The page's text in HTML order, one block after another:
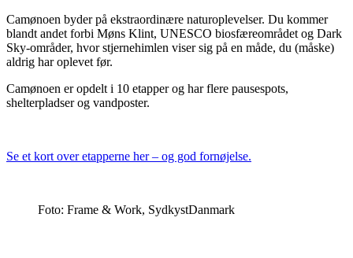
Camønoen byder på ekstraordinære naturoplevelser. Du kommer
blandt andet forbi Møns Klint, UNESCO biosfæreområdet og Dark
Sky-områder, hvor stjernehimlen viser sig på en måde, du (måske)
aldrig har oplevet før.
Camønoen er opdelt i 10 etapper og har flere pausespots,
shelterpladser og vandposter.
Se et kort over etapperne her – og god fornøjelse.
Foto: Frame & Work, SydkystDanmark